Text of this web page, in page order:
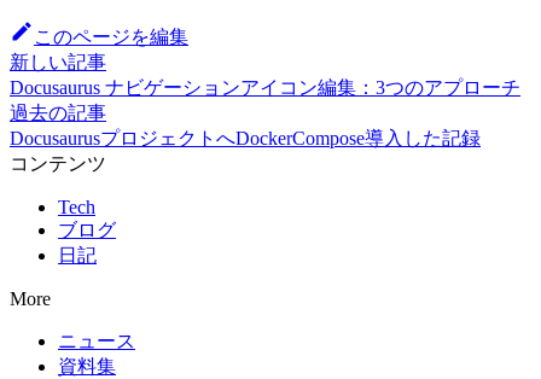
このページを編集
新しい記事
Docusaurus ナビゲーションアイコン編集：3つのアプローチ
過去の記事
DocusaurusプロジェクトへDockerCompose導入した記録
コンテンツ
Tech
ブログ
日記
More
ニュース
資料集